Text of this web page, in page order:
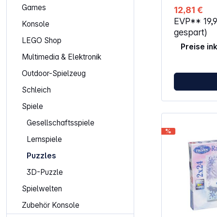
Games
Konsole
LEGO Shop
Multimedia & Elektronik
Outdoor-Spielzeug
Schleich
Spiele
Gesellschaftsspiele
Lernspiele
Puzzles
3D-Puzzle
Spielwelten
Zubehör Konsole
Wickeln Sie
fest darum,
aufgerollt
noch mit den
Die
Kunststoff
Stabilität
12,81 €
EVP**
gespart)
Preise
%